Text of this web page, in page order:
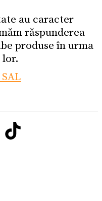
au caracter
răspunderea
produse în urma